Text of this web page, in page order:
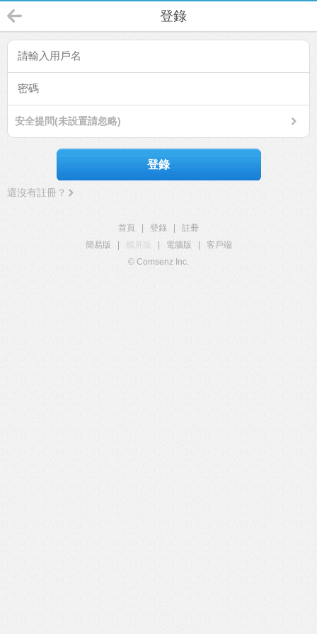
登錄
安全提問(未設置請忽略)
登錄
還沒有註冊？
首頁 登錄
註冊
簡易版
觸屏版 電腦版
客戶端
© Comsenz Inc.